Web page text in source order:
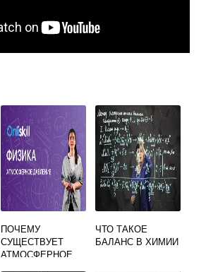
ПОЧЕМУ
СУЩЕСТВУЕТ
АТМОСФЕРНОЕ
ЧТО ТАКОЕ
БАЛАНС В ХИМИИ